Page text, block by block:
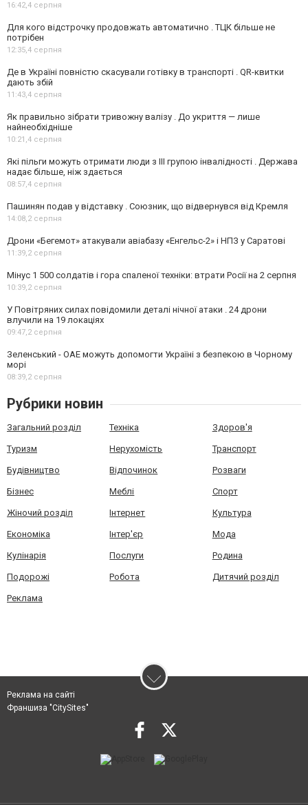
16:42,4 серпня
Для кого відстрочку продовжать автоматично . ТЦК більше не
потрібен
12:35,4 серпня
Де в Україні повністю скасували готівку в транспорті . QR-квитки
дають збій
11:43,4 серпня
Як правильно зібрати тривожну валізу . До укриття — лише
найнеобхідніше
10:21,4 серпня
Які пільги можуть отримати люди з III групою інвалідності . Держава
надає більше, ніж здається
08:57,4 серпня
Пашинян подав у відставку . Союзник, що відвернувся від Кремля
14:08,2 серпня
Дрони «Бегемот» атакували авіабазу «Енгельс-2» і НПЗ у Саратові
11:39,2 серпня
Мінус 1 500 солдатів і гора спаленої техніки: втрати Росії на 2 серпня
10:39,2 серпня
У Повітряних силах повідомили деталі нічної атаки . 24 дрони
влучили на 19 локаціях
09:47,2 серпня
Зеленський - ОАЕ можуть допомогти Україні з безпекою в Чорному
морі
08:39,2 серпня
Рубрики новин
Загальний розділ Техніка Здоров'я
Туризм Нерухомість Транспорт
Будівництво Відпочинок Розваги
Бізнес Меблі Спорт
Жіночий розділ Інтернет Культура
Економіка Інтер'єр Мода
Кулінарія Послуги Родина
Подорожі Робота Дитячий розділ
Реклама
Реклама на сайті
Франшиза "CitySites"